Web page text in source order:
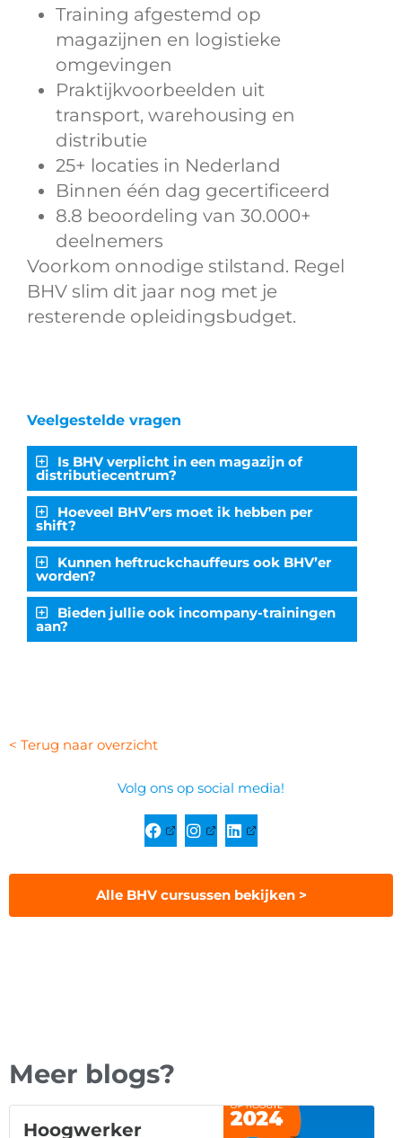
Training afgestemd op
magazijnen en logistieke
omgevingen
Praktijkvoorbeelden uit
transport, warehousing en
distributie
25+ locaties in Nederland
Binnen één dag gecertificeerd
8.8 beoordeling van 30.000+
deelnemers
Voorkom onnodige stilstand. Regel
BHV slim dit jaar nog met je
resterende opleidingsbudget.
Veelgestelde vragen
Is BHV verplicht in een magazijn of
distributiecentrum?
Hoeveel BHV’ers moet ik hebben per
shift?
Kunnen heftruckchauffeurs ook BHV’er
worden?
Bieden jullie ook incompany-trainingen
aan?
< Terug naar overzicht
Volg ons op social media!
Alle BHV cursussen bekijken >
Meer blogs?
Hoogwerker